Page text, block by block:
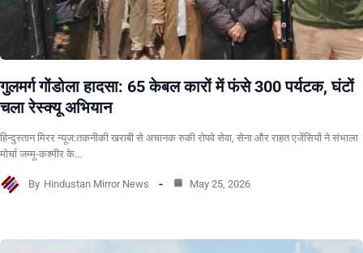
गुलमर्ग गोंडोला हादसा: 65 केबल कारों में फंसे 300 पर्यटक, घंटों
चला रेस्क्यू अभियान
हिन्दुस्तान मिरर न्यूज:तकनीकी खराबी से अचानक रुकी रोपवे सेवा, सेना और राहत एजेंसियों ने संभाला
मोर्चा जम्मू-कश्मीर के…
By Hindustan Mirror News May 25, 2026